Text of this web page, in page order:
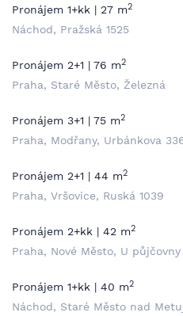
Pronájem 1+kk | 27 m2
Náchod, Pražská 1525
Pronájem 2+1 | 76 m2
Praha, Staré Město, Železná
Pronájem 3+1 | 75 m2
Praha, Modřany, Urbánkova
Pronájem 2+1 | 44 m2
Praha, Vršovice, Ruská 1039
Pronájem 2+kk | 42 m2
Praha, Nové Město, U půjčovny
Pronájem 1+kk | 40 m2
Náchod, Staré Město nad